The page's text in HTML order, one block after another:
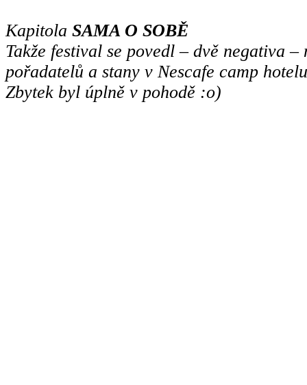
Kapitola SAMA O SOBĚ
Takže festival se povedl – dvě negativa
pořadatelů a stany v Nescafe camp
Zbytek byl úplně v pohodě :o)